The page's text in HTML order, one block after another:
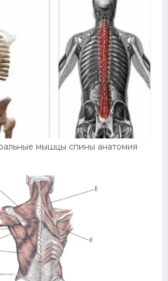
мышцы спины анатомия